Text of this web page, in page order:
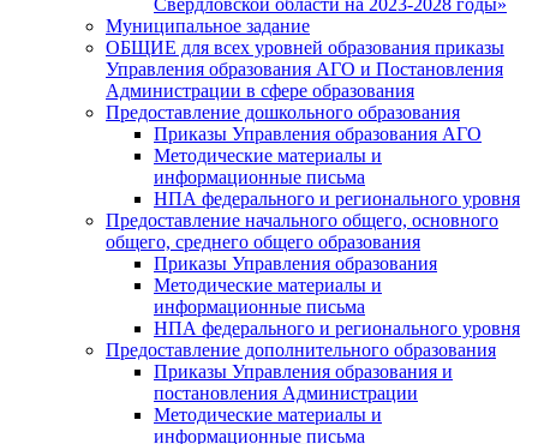
Свердловской области на 2023-2028 годы»
Муниципальное задание
ОБЩИЕ для всех уровней образования приказы
Управления образования АГО и Постановления
Администрации в сфере образования
Предоставление дошкольного образования
Приказы Управления образования АГО
Методические материалы и
информационные письма
НПА федерального и регионального уровня
Предоставление начального общего, основного
общего, среднего общего образования
Приказы Управления образования
Методические материалы и
информационные письма
НПА федерального и регионального уровня
Предоставление дополнительного образования
Приказы Управления образования и
постановления Администрации
Методические материалы и
информационные письма